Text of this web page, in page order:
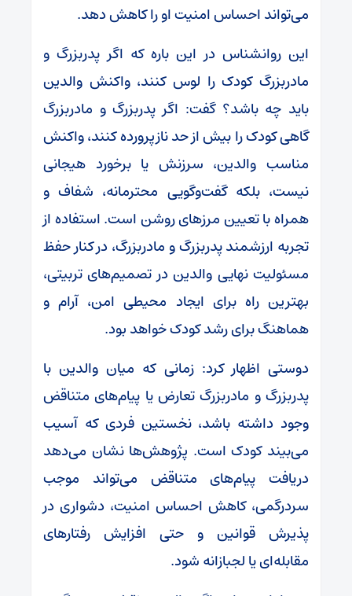
می‌تواند احساس امنیت او را کاهش دهد.
این روانشناس در این باره که اگر پدربزرگ و
مادربزرگ کودک را لوس کنند، واکنش والدین
باید چه باشد؟ گفت: اگر پدربزرگ و مادربزرگ
گاهی کودک را بیش از حد نازپرورده کنند، واکنش
مناسب والدین، سرزنش یا برخورد هیجانی
نیست، بلکه گفت‌وگویی محترمانه، شفاف و
همراه با تعیین مرزهای روشن است. استفاده از
تجربه ارزشمند پدربزرگ و مادربزرگ، در کنار حفظ
مسئولیت نهایی والدین در تصمیم‌های تربیتی،
بهترین راه برای ایجاد محیطی امن، آرام و
هماهنگ برای رشد کودک خواهد بود.
دوستی اظهار کرد: زمانی که میان والدین با
پدربزرگ و مادربزرگ تعارض یا پیام‌های متناقض
وجود داشته باشد، نخستین فردی که آسیب
می‌بیند کودک است. پژوهش‌ها نشان می‌دهد
دریافت پیام‌های متناقض می‌تواند موجب
سردرگمی، کاهش احساس امنیت، دشواری در
پذیرش قوانین و حتی افزایش رفتارهای
مقابله‌ای یا لجبازانه شود.